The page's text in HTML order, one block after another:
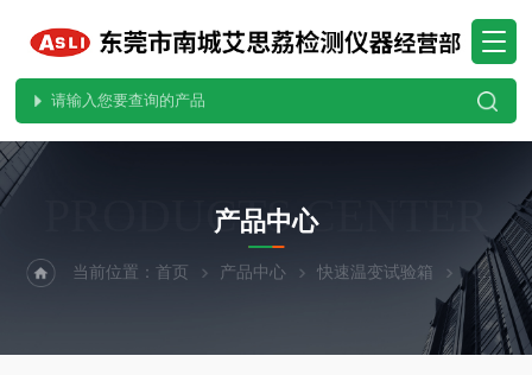
PRODUCTS CENTER
产品中心
当前位置：首页 产品中心 快速温变试验箱 快温变